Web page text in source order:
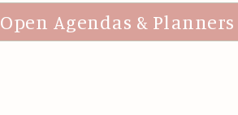
Open Agendas & Planners